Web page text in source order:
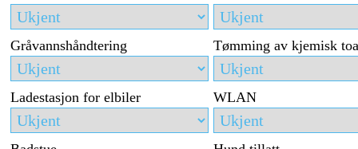
Gråvannshåndtering Tømming av kjemisk
Ladestasjon for elbiler WLAN